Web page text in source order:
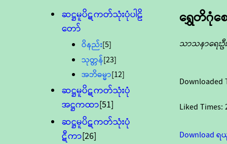
ဆဋ္ဌမူပိဋကတ်သုံးပုံပါဠိ
တော်
ဝိနည်း[5]
သုတ္တန်[23]
အဘိဓမ္မာ[12]
ဆဋ္ဌမူပိဋကတ်သုံးပုံ
အဋ္ဌကထာ[51]
ဆဋ္ဌမူပိဋကတ်သုံးပုံ
ဋီကာ[26]
ရွှေတိဂုံစ
သာသနာရေးဦ
Downloaded
Liked Times:
Download